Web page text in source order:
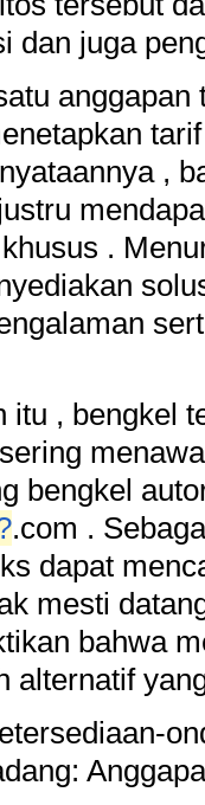
dan juga
,
.
itu , bengkel
bengkel
.com .
dapat
mesti
bahwa
alternatif